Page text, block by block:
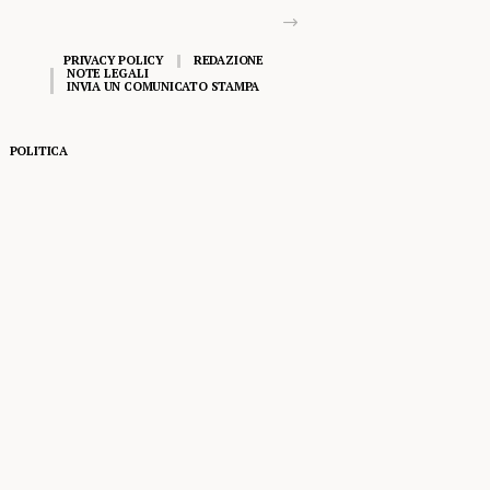
PRIVACY POLICY
REDAZIONE
NOTE LEGALI
INVIA UN COMUNICATO STAMPA
POLITICA